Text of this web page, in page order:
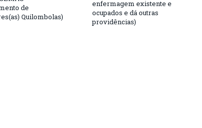
de
Quilombolas)
enfermagem existente e
ocupados e dá outras
providências)